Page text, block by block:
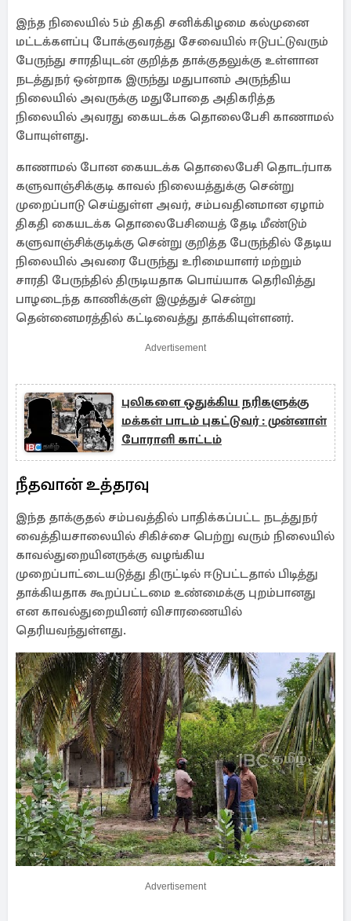
இந்த நிலையில் 5ம் திகதி சனிக்கிழமை கல்முனை
மட்டக்களப்பு போக்குவரத்து சேவையில் ஈடுபட்டுவரும்
பேருந்து சாரதியுடன் குறித்த தாக்குதலுக்கு உள்ளான
நடத்துநர் ஒன்றாக இருந்து மதுபானம் அருந்திய
நிலையில் அவருக்கு மதுபோதை அதிகரித்த
நிலையில் அவரது கையடக்க தொலைபேசி காணாமல்
போயுள்ளது.
காணாமல் போன கையடக்க தொலைபேசி தொடர்பாக
களுவாஞ்சிக்குடி காவல் நிலையத்துக்கு சென்று
முறைப்பாடு செய்துள்ள அவர், சம்பவதினமான ஏழாம்
திகதி கையடக்க தொலைபேசியைத் தேடி மீண்டும்
களுவாஞ்சிக்குடிக்கு சென்று குறித்த பேருந்தில் தேடிய
நிலையில் அவரை பேருந்து உரிமையாளர் மற்றும்
சாரதி பேருந்தில் திருடியதாக பொய்யாக தெரிவித்து
பாழடைந்த காணிக்குள் இழுத்துச் சென்று
தென்னைமரத்தில் கட்டிவைத்து தாக்கியுள்ளனர்.
Advertisement
புலிகளை ஒதுக்கிய நரிகளுக்கு
மக்கள் பாடம் புகட்டுவர் : முன்னாள்
போராளி காட்டம்
நீதவான் உத்தரவு
இந்த தாக்குதல் சம்பவத்தில் பாதிக்கப்பட்ட நடத்துநர்
வைத்தியசாலையில் சிகிச்சை பெற்று வரும் நிலையில்
காவல்துறையினருக்கு வழங்கிய
முறைப்பாட்டையடுத்து திருட்டில் ஈடுபட்டதால் பிடித்து
தாக்கியதாக கூறப்பட்டமை உண்மைக்கு புறம்பானது
என காவல்துறையினர் விசாரணையில்
தெரியவந்துள்ளது.
Advertisement